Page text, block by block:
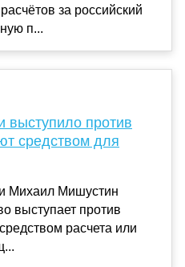
за российский
п...
выступило против
средством для
Михаил Мишустин
выступает против
расчета или